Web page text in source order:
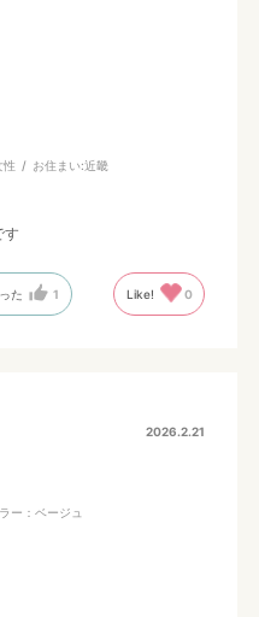
性 お住まい:近畿
す
た 1 Like! 0
2026.2.21
ー：ベージュ